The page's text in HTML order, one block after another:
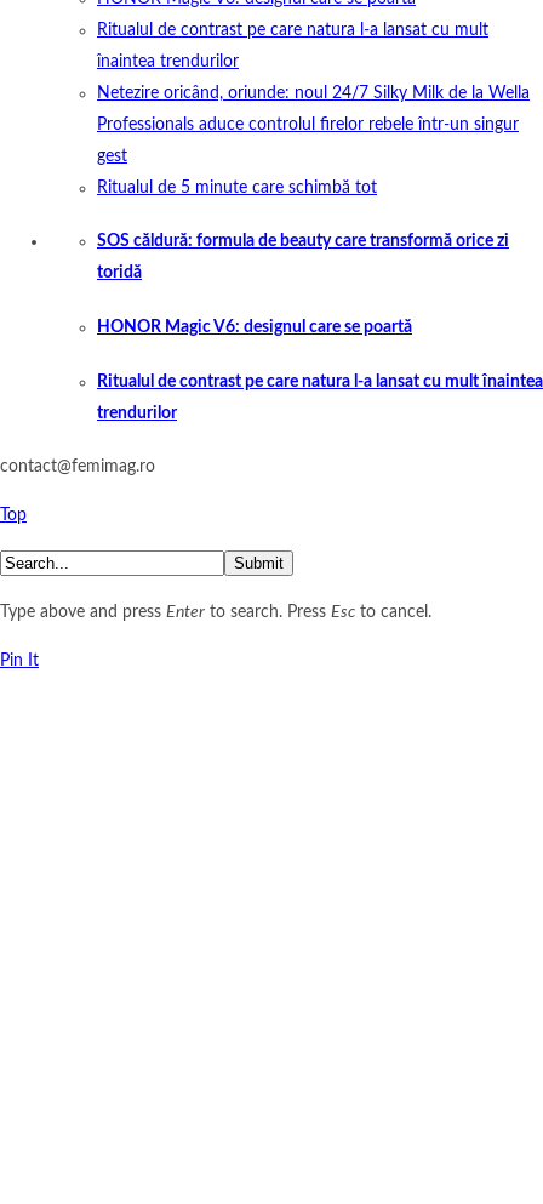
Ritualul de contrast pe care natura l-a lansat cu mult
înaintea trendurilor
Netezire oricând, oriunde: noul 24/7 Silky Milk de la Wella
Professionals aduce controlul firelor rebele într-un singur
gest
Ritualul de 5 minute care schimbă tot
SOS căldură: formula de beauty care transformă orice zi
toridă
HONOR Magic V6: designul care se poartă
Ritualul de contrast pe care natura l-a lansat cu mult înaintea
trendurilor
contact@femimag.ro
Top
Submit
Type above and press Enter to search. Press Esc to cancel.
Pin It